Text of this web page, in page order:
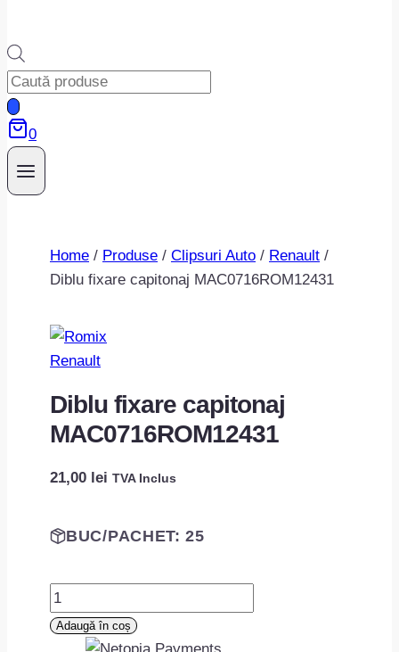
Products
search
0
Home / Produse / Clipsuri Auto / Renault /
Diblu fixare capitonaj MAC0716ROM12431
Renault
Diblu fixare capitonaj
MAC0716ROM12431
21,00 lei TVA Inclus
BUC/PACHET: 25
Cantitate
Diblu
fixare
Adaugă în coș